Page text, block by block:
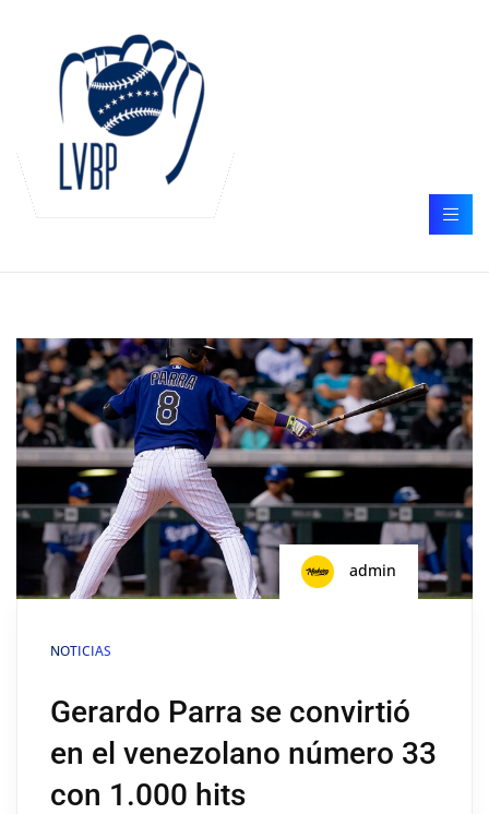
admin
NOTICIAS
Gerardo Parra se convirtió
en el venezolano número 33
con 1.000 hits